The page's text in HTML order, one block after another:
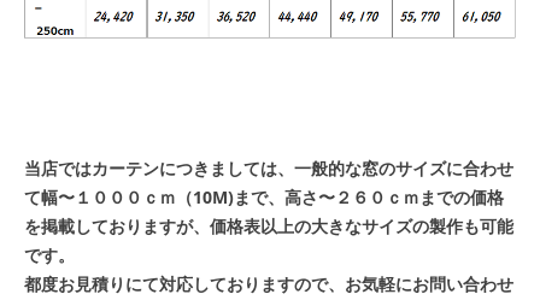
当店ではカーテンにつきましては、一般的な窓のサイズに合わせ
て幅〜１０００ｃｍ（10M)まで、高さ〜２６０ｃｍまでの価格
を掲載しておりますが、価格表以上の大きなサイズの製作も可能
です。
都度お見積りにて対応しておりますので、お気軽にお問い合わせ